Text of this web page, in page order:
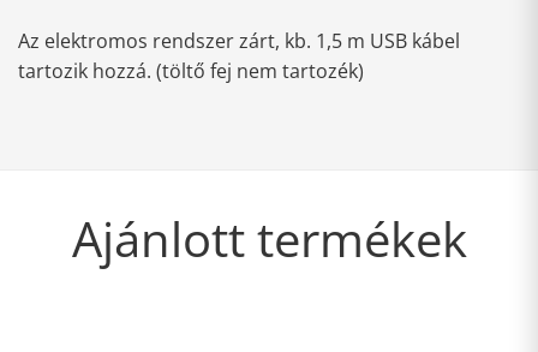
Az elektromos rendszer zárt, kb. 1,5 m USB kábel
tartozik hozzá. (töltő fej nem tartozék)
Ajánlott termékek